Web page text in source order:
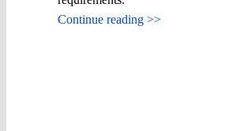
Continue reading >>